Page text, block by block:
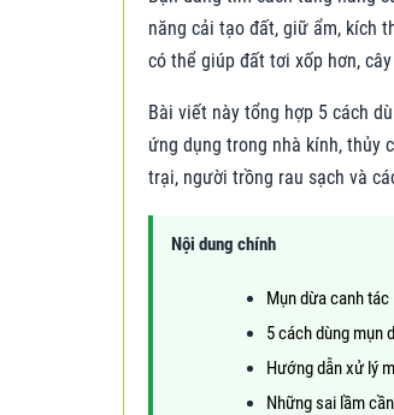
năng cải tạo đất, giữ ẩm, kích
có thể giúp đất tơi xốp hơn,
Bài viết này tổng hợp 5 cách
ứng dụng trong nhà kính, thủy
trại, người trồng rau sạch và
Nội dung chính
Mụn dừa canh
5 cách dùng mụn
Hướng dẫn xử lý
Những sai lầm